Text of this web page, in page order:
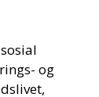
og